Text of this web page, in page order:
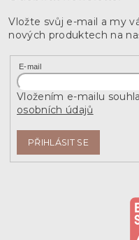
Vložte svůj e-mail a my
nových produktech na
E-mail
Vložením e-mailu
osobních údajů
PŘIHLÁSIT SE